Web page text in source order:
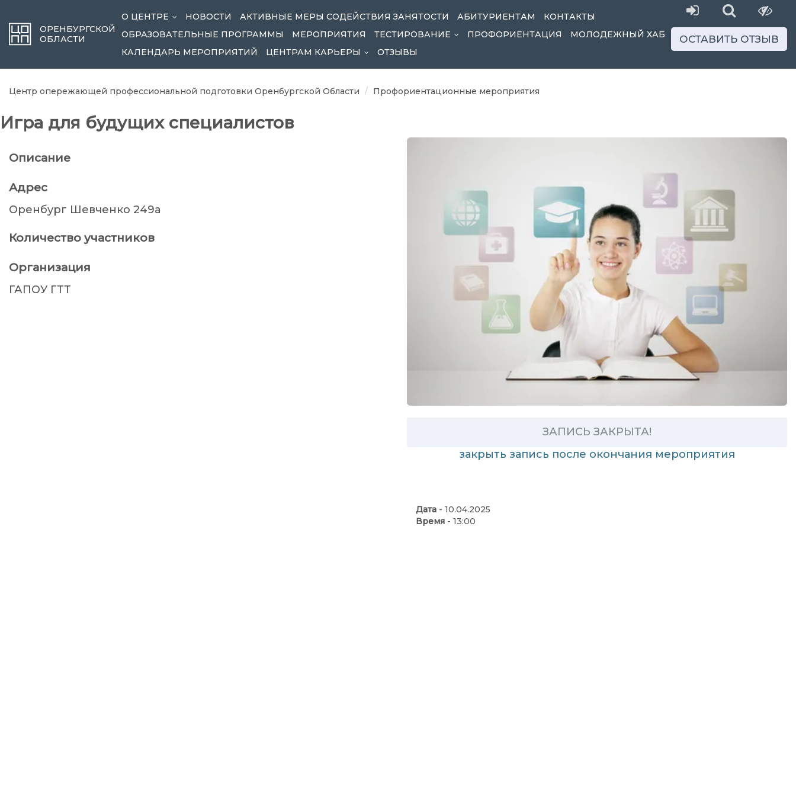
ОРЕНБУРГСКОЙ
ОБЛАСТИ
О ЦЕНТРЕ НОВОСТИ АКТИВНЫЕ МЕРЫ СОДЕЙСТВИЯ ЗАНЯТОСТИ АБИТУРИЕНТАМ
КОНТАКТЫ
ОБРАЗОВАТЕЛЬНЫЕ ПРОГРАММЫ
МЕРОПРИЯТИЯ ТЕСТИРОВАНИЕ ПРОФОРИЕНТАЦИЯ
МОЛОДЕЖНЫЙ ХАБ
КАЛЕНДАРЬ МЕРОПРИЯТИЙ
ЦЕНТРАМ КАРЬЕРЫ ОТЗЫВЫ
ОСТАВИТЬ ОТЗЫВ
Центр опережающей профессиональной подготовки Оренбургской Области Профориентационные мероприятия
Игра для будущих специалистов
Описание
Адрес
Оренбург Шевченко 249а
Количество участников
Организация
ГАПОУ ГТТ
ЗАПИСЬ ЗАКРЫТА!
закрыть запись после окончания мероприятия
Дата - 10.04.2025
Время - 13:00